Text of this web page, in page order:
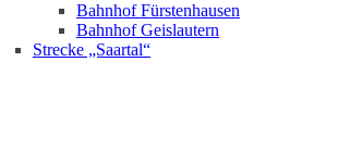
Bahnhof Fürstenhausen
Bahnhof Geislautern
Strecke „Saartal“